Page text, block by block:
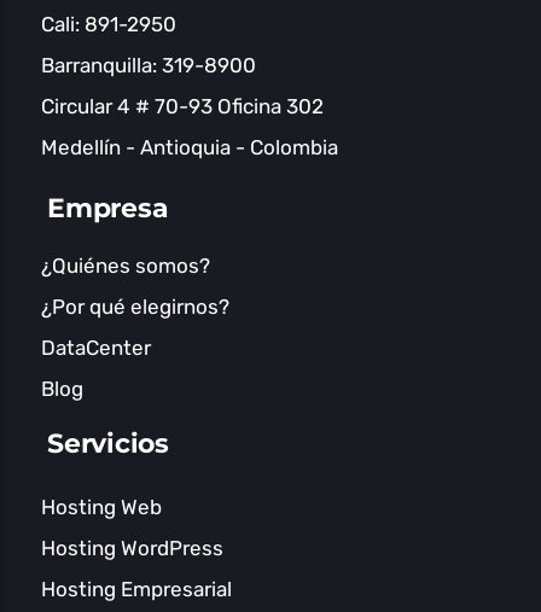
Cali: 891-2950
Barranquilla: 319-8900
Circular 4 # 70-93 Oficina 302
Medellín - Antioquia - Colombia
Empresa
¿Quiénes somos?
¿Por qué elegirnos?
DataCenter
Blog
Servicios
Hosting Web
Hosting WordPress
Hosting Empresarial